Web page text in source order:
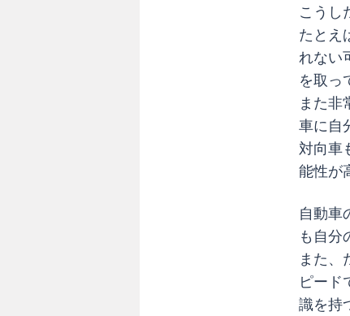
は
こうし
たとえ
れない
を取っ
また非
車に自
対向車
能性が
自動車
も自分
また、
ピード
識を持